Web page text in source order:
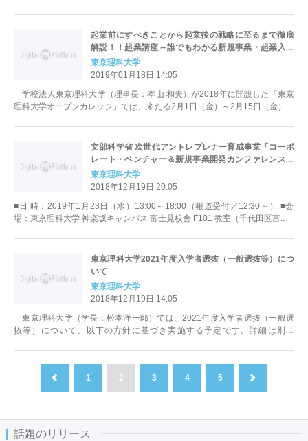
起業前にすべきことから起業後の戦略に至るまで徹底
解説！！起業講座～誰でもわかる新規事業・起業入門
～
東京理科大学
2019年01月18日 14:05
学校法人東京理科大学（理事長：本山 和夫）が2018年に開設した「東京
理科大学オープンカレッジ」では、来たる2月1日（金）～2月15日（金）の
文部科学省 次世代アントレプレナー育成事業「コーポ
レート・ベンチャー＆新規事業開発カンファレンス」
開催のご案内～組織の中での起業と新規事業開発～
東京理科大学
2018年12月19日 20:05
■日 時：2019年1月23日（水）13:00～18:00（報道受付／12:30～） ■会
場：東京理科大学 神楽坂キャンパス 富士見校舎 F101 教室（千代田区富...
東京理科大学2021年度入学者選抜（一般選抜等）につ
いて
東京理科大学
2018年12月19日 14:05
東京理科大学（学長：松本洋一郎）では、2021年度入学者選抜（一般選
抜等）について、以下の方針に基づき実施する予定です。詳細は別紙
1 2 3 4 5
話題のリリース